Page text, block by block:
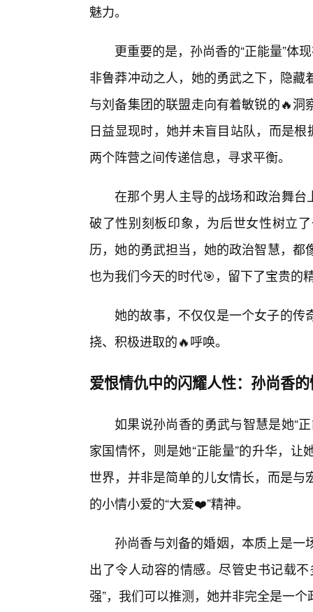
魅力。
更重要的是，孙尚香的“正能量”体
非鲁莽冲动之人，她的勇武之下，隐
与刘备集团的联盟走向有着敏锐的🔥
日益显现时，她并未盲目站队，而是
两个阵营之间传递信息，寻求平衡。
在那个男人主导的战场和政治舞台
破了性别刻板印象，为后世女性树立
历，她的勇武担当，她的政治智慧，
也为我们今天的时代🎯，留下了宝贵的
她的故事，不仅仅是一个女子的传
挠、积极进取的🔥呼唤。
爱恨情仇中的闪耀人性：孙尚香
如果说孙尚香的勇武与智慧是她“
家国情怀，则是她“正能量”的升华，
世界，并非是简单的儿女情长，而是
的小情小爱的“大爱❤️”精神。
孙尚香与刘备的婚姻，本质上是一
出了令人动容的情感。尽管史书记载
强”，我们可以推测，她并非完全是一